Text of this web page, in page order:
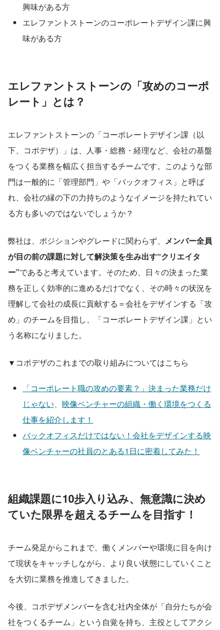
興味がある方
エレファントストーンのコーポレートデザイン課に興
味がある方
エレファントストーンの「攻めのコーポ
レート」とは？
エレファントストーンの「コーポレートデザイン課（以
下、コポデザ）」は、人事・総務・経理など、会社の基盤
をつくる業務を幅広く担当するチームです。このような部
門は一般的に「管理部門」や「バックオフィス」と呼ば
れ、会社の縁の下の力持ちのようなイメージを持たれてい
る方も多いのではないでしょうか？
弊社は、ポジションやグレードに関わらず、 メンバー全員
が目の前の課題に対して解決策を生み出す“クリエイタ
ー”であると考えています。そのため、日々の決まった業
務を正しく効率的に進めるだけでなく、その時々の状況を
理解して会社の成長に貢献する＝会社をデザインする「攻
め」のチームを目指し、「コーポレートデザイン課」とい
う名称になりました。
▼コポデザのこれまでの取り組みについてはこちら
「コーポレート職の攻めの要素？」決まった業務だけ
じゃない、 映像ベンチャーの組織・働く環境をつくる
仕事を紹介します！
バックオフィスだけではない！会社をデザインする映
像ベンチャーの社員のとある1日に密着してみた！
組織課題に10歩入り込み、無意識に決め
ていた限界を超えるチームを目指す！
チーム発足からこれまで、働くメンバーや環境に目を向け
て現状をキャッチしながら、より良い状態にしていくこと
を大切に業務を推進してきました。
今後、コポデザメンバーを含む社内全体が「自分たちが会
社をつくるチーム」という自覚を持ち、主役としてアクシ